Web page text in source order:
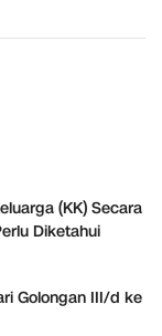
(KK) Secara
Diketahui
Golongan III/d ke